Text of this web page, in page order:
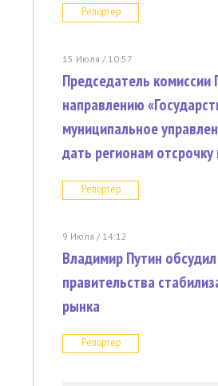
Репортер
15 Июля / 10:57
Председатель комиссии
направлению
муниципальное
дать регионам отсрочку
Репортер
9 Июля / 14:12
Владимир Путин
правительства
рынка
Репортер